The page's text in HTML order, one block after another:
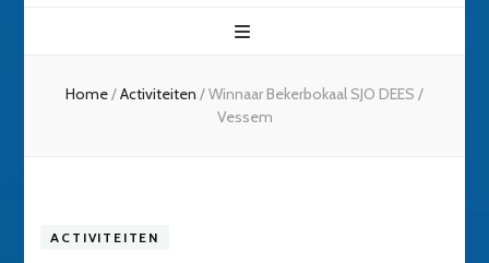
Home/Activiteiten /Winnaar Bekerbokaal SJO DEES /
Vessem
ACTIVITEITEN